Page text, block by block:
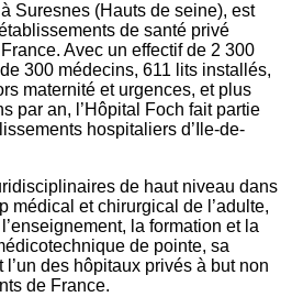
Suresnes (Hauts de seine), est
de santé privé
Avec un effectif de 2 300
300 médecins, 611 lits installés,
maternité et urgences, et plus
par an, l’Hôpital Foch fait partie
hospitaliers d’Ile-de-
de haut niveau dans
médical et chirurgical de l’adulte,
la formation et la
de pointe, sa
l’un des hôpitaux privés à but non
de France.